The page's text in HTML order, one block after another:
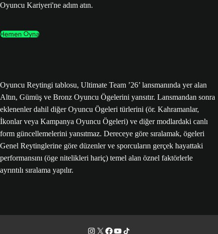
Oyuncu Kariyeri'ne adım atın.
Hemen Oyna
Oyuncu Reytingi tablosu, Ultimate Team ’26’ lansmanında yer alan
Altın, Gümüş ve Bronz Oyuncu Ögelerini yansıtır. Lansmandan sonra
eklenenler dahil diğer Oyuncu Ögeleri türlerini (ör. Kahramanlar,
İkonlar veya Kampanya Oyuncu Ögeleri) ve diğer modlardaki canlı
form güncellemelerini yansıtmaz. Dereceye göre sıralamak, ögeleri
Genel Reytinglerine göre düzenler ve sporcuların gerçek hayattaki
performansını (öge nitelikleri hariç) temel alan öznel faktörlerle
ayrıntılı sıralama yapılır.